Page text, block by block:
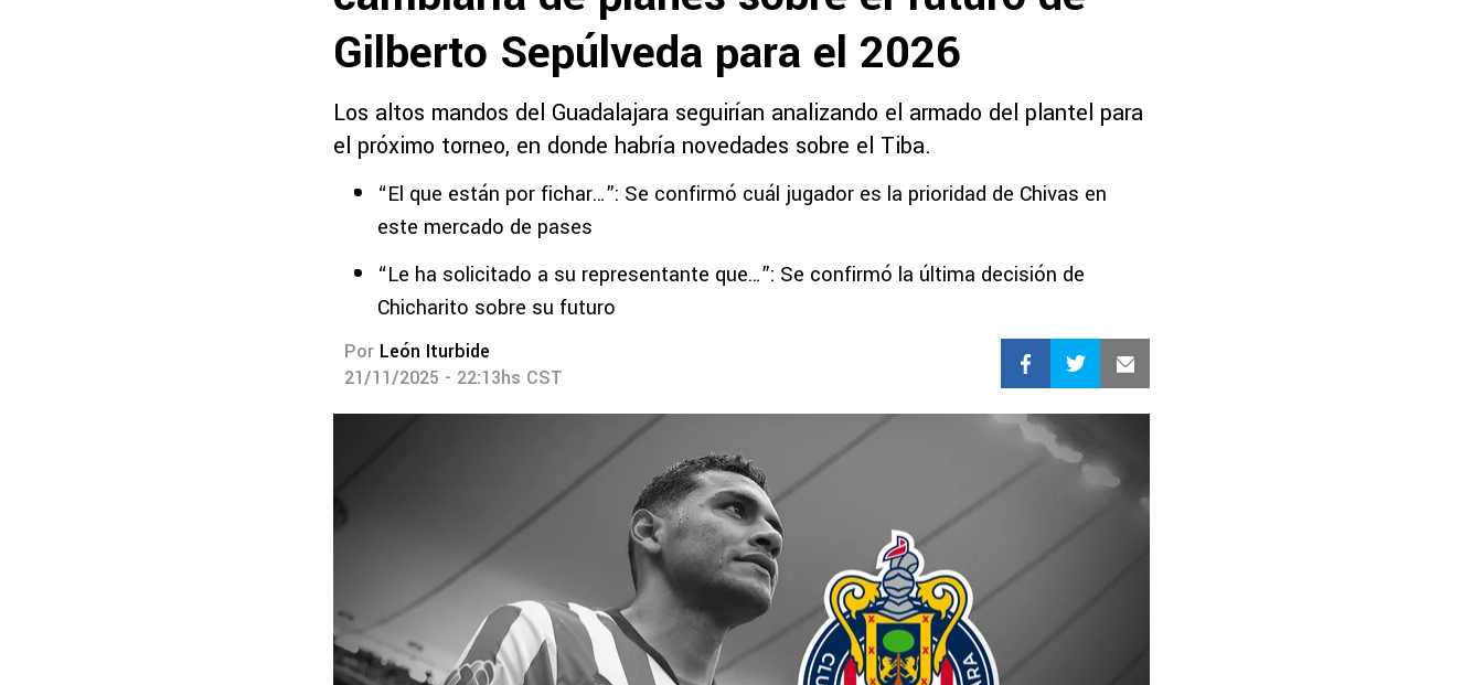
Gilberto Sepúlveda para el 2026
Los altos mandos del Guadalajara seguirían analizando el armado del plantel para
el próximo torneo, en donde habría novedades sobre el Tiba.
“El que están por fichar…”: Se confirmó cuál jugador es la prioridad de Chivas en
este mercado de pases
“Le ha solicitado a su representante que…”: Se confirmó la última decisión de
Chicharito sobre su futuro
Por León Iturbide
21/11/2025 - 22:13hs CST